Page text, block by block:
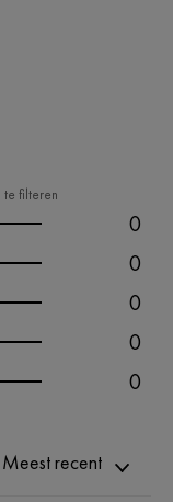
filteren
0
0
0
0
0
Meest recent